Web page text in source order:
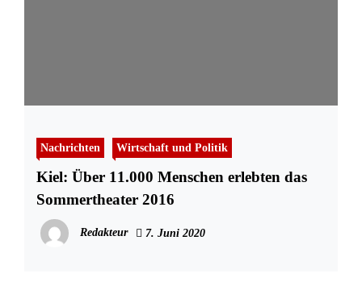
Nachrichten Wirtschaft und Politik
Kiel: Über 11.000 Menschen erlebten das
Sommertheater 2016
Redakteur 7. Juni 2020